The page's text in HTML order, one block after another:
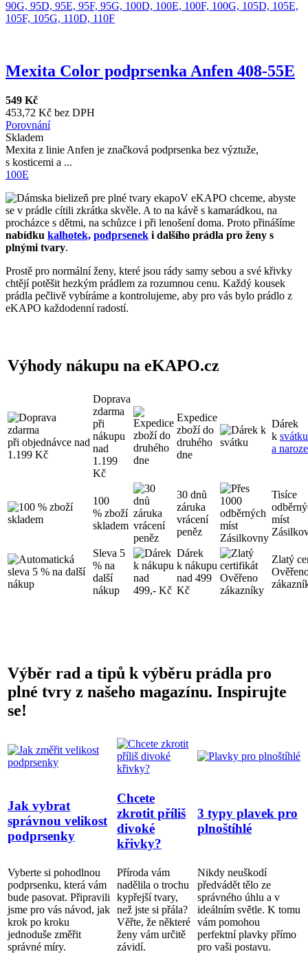
90G, 95D, 95E, 95F, 95G, 100D, 100E, 100F, 100G, 105D, 105E,
105F, 105G, 110D, 110F
Mexita Color podprsenka Anfen 408-55E
549 Kč
453,72 Kč bez DPH
Porovnání
Skladem
Mexita z linie Anfen je značková podprsenka bez výztuže,
s kosticemi a ...
100E
V eKAPO chceme, abyste
se v prádle cítili zkrátka skvěle. A to na kávě s kamarádkou, na
procházce s dětmi, na schůzce i při lenošení doma. Proto přinášíme
nabídku kalhotek, podprsenek i dalšího prádla pro ženy s
plnými tvary.
Prostě pro normální ženy, které jsou rády samy sebou a své křivky
chtějí potěšit hezkým prádlem za rozumnou cenu. Každý kousek
prádla pečlivě vybíráme a kontrolujeme, aby pro vás bylo prádlo z
eKAPO každodenní radostí.
Výhody nákupu na eKAPO.cz
Doprava
zdarma
při
nákupu
nad
1.199
Kč
Expedice
zboží do
druhého
dne
Dárek
k svátku
a
100
% zboží
skladem
30 dnů
záruka
vrácení
peněz
Tisíce
míst
Sleva 5
% na
další
nákup
Dárek
k nákupu
nad 499
Kč
Zlatý
Výběr rad a tipů k výběru prádla pro
plné tvry z našeho magazínu. Inspirujte
se!
Jak vybrat
správnou velikost
podprsenky
Chcete
zkrotit příliš
divoké
křivky?
3 typy plavek pro
plnoštíhlé
Vyberte si pohodlnou
podprsenku, která vám
bude pasovat. Připravili
jsme pro vás návod, jak
krok po kroku
jednoduše změřit
správné míry.
Příroda vám
nadělila o trochu
kypřejší tvary,
než jste si přála?
Věřte, že některé
ženy vám určitě
závidí.
Nikdy neuškodí
předvádět tělo ze
správného úhlu a v
ideálním světle. K tomu
vám pomohou
perfektní plavky přímo
pro vaši postavu.